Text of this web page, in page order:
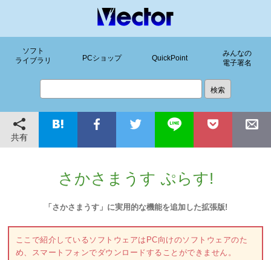
ソフト
ライブラリ
PCショップ QuickPoint
みんなの
電子署名
共有
さかさまうす ぷらす!
「さかさまうす」に実用的な機能を追加した拡張版!
ここで紹介しているソフトウェアはPC向けのソフトウェアのた
め、スマートフォンでダウンロードすることができません。